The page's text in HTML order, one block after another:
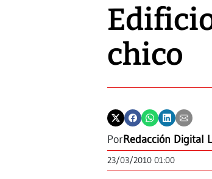
chico
PorRedacción Digital
23/03/2010 01:00